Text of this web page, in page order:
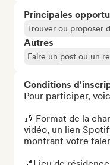
Principales
Trouver ou proposer
Autres
Faire un post ou un
Conditions
Pour participer,
🎶 Format de la
vidéo, un lien
montrant votre